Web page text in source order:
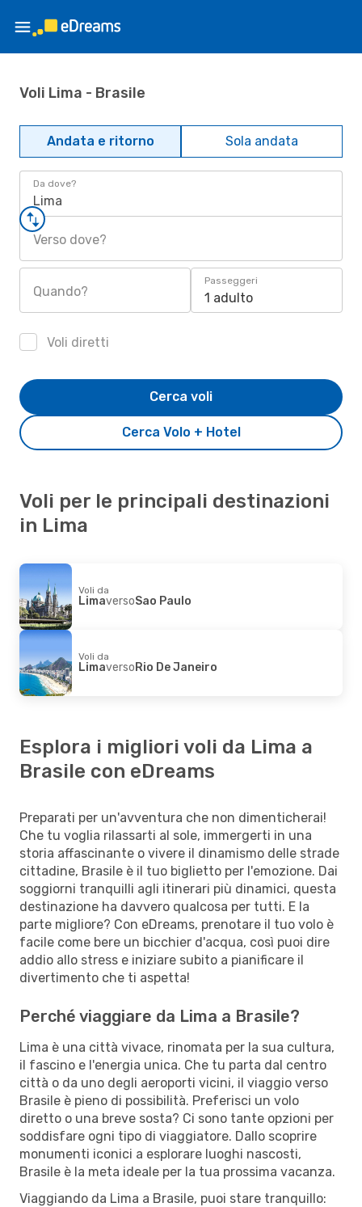
Voli Lima - Brasile
Andata e ritorno Sola andata
Da dove?
Lima
Verso dove?
Quando?
Passeggeri
1 adulto
Voli diretti
Cerca Volo + Hotel
Cerca voli
Voli per le principali destinazioni
in Lima
Voli da
LimaversoSao Paulo
Voli da
LimaversoRio De Janeiro
Esplora i migliori voli da Lima a
Brasile con eDreams
Preparati per un'avventura che non dimenticherai!
Che tu voglia rilassarti al sole, immergerti in una
storia affascinante o vivere il dinamismo delle strade
cittadine, Brasile è il tuo biglietto per l'emozione. Dai
soggiorni tranquilli agli itinerari più dinamici, questa
destinazione ha davvero qualcosa per tutti. E la
parte migliore? Con eDreams, prenotare il tuo volo è
facile come bere un bicchier d'acqua, così puoi dire
addio allo stress e iniziare subito a pianificare il
divertimento che ti aspetta!
Perché viaggiare da Lima a Brasile?
Lima è una città vivace, rinomata per la sua cultura,
il fascino e l'energia unica. Che tu parta dal centro
città o da uno degli aeroporti vicini, il viaggio verso
Brasile è pieno di possibilità. Preferisci un volo
diretto o una breve sosta? Ci sono tante opzioni per
soddisfare ogni tipo di viaggiatore. Dallo scoprire
monumenti iconici a esplorare luoghi nascosti,
Brasile è la meta ideale per la tua prossima vacanza.
Viaggiando da Lima a Brasile, puoi stare tranquillo: